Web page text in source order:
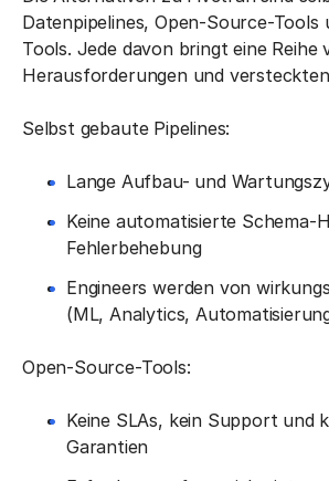
Datenpipelines, Open-Source-Tools
Tools. Jede davon bringt eine Reihe
Herausforderungen und
Selbst gebaute Pipelines:
Lange Aufbau- und
Keine automatisierte Schema-
Fehlerbehebung
Engineers werden von
(ML, Analytics,
Open-Source-Tools:
Keine SLAs, kein Support und
Garantien